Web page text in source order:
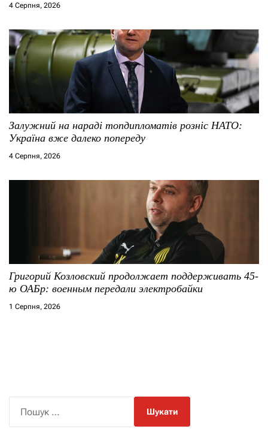
4 Серпня, 2026
Залужний на нараді топдипломатів розніс НАТО:
Україна вже далеко попереду
4 Серпня, 2026
Григорий Козловский продолжает поддерживать 45-
ю ОАБр: военным передали электробайки
1 Серпня, 2026